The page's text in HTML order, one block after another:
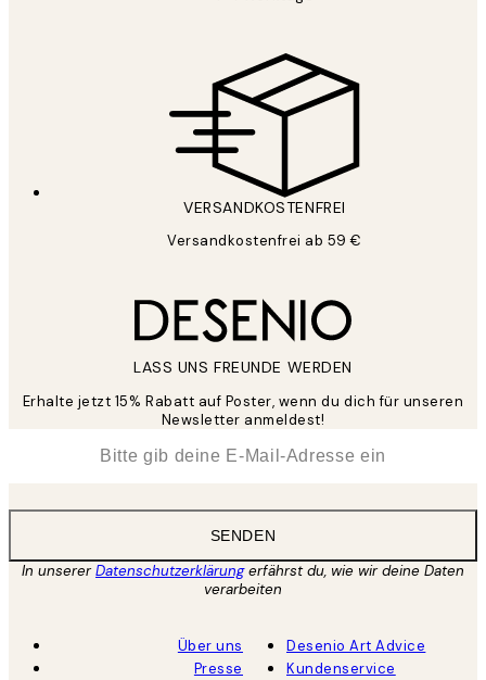
VERSANDKOSTENFREI
Versandkostenfrei ab 59 €
LASS UNS FREUNDE WERDEN
Erhalte jetzt 15% Rabatt auf Poster, wenn du dich für unseren
Newsletter anmeldest!
SENDEN
In unsererDatenschutzerklärungerfährst du, wie wir deine Daten
verarbeiten
Über uns
Presse
Desenio Art Advice
Kundenservice